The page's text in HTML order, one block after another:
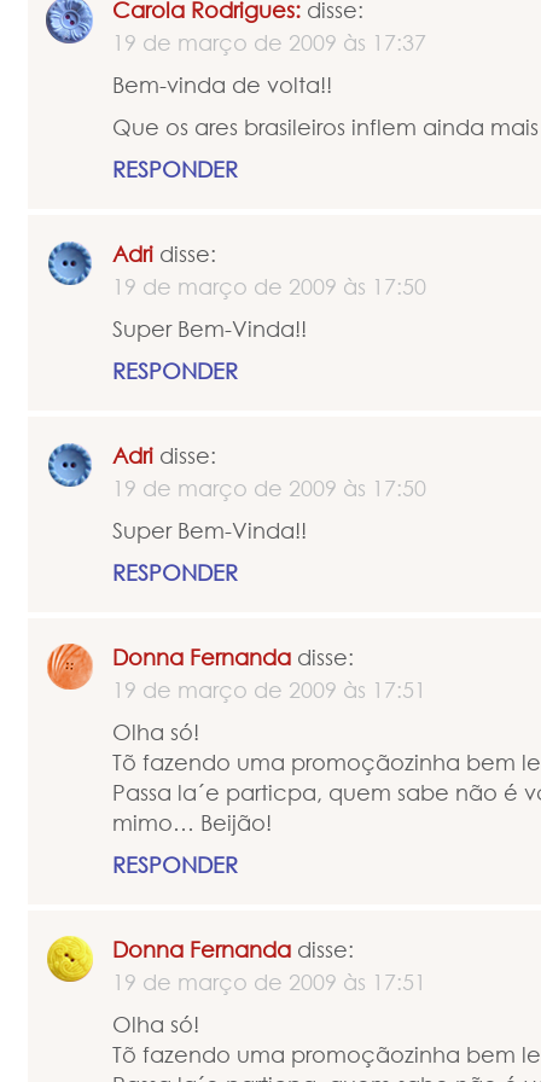
Carola Rodrigues: disse:
19 de março de 2009 às 17:37
Bem-vinda de volta!!
Que os ares brasileiros inflem ainda
RESPONDER
Adri disse:
19 de março de 2009 às 17:50
Super Bem-Vinda!!
RESPONDER
Adri disse:
19 de março de 2009 às 17:50
Super Bem-Vinda!!
RESPONDER
Donna Fernanda disse:
19 de março de 2009 às 17:51
Olha só!
Tõ fazendo uma promoçãozinha bem
Passa la´e particpa, quem sabe não é
mimo… Beijão!
RESPONDER
Donna Fernanda disse:
19 de março de 2009 às 17:51
Olha só!
Tõ fazendo uma promoçãozinha bem